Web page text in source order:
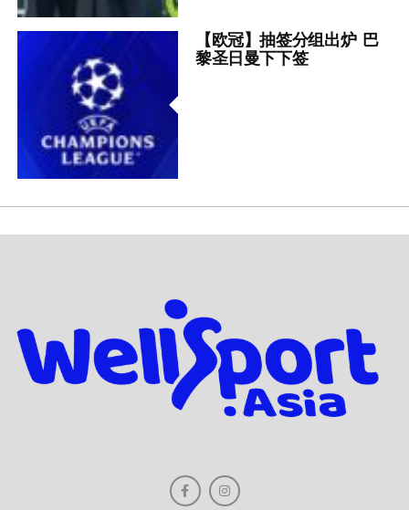
【欧冠】抽签分组出炉 巴
黎圣日曼下下签